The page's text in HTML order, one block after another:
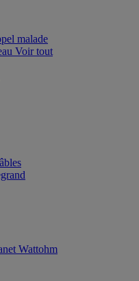
malade
Voir tout
Wattohm